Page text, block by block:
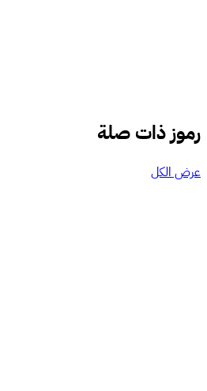
رموز ذات صلة
عرض الكل